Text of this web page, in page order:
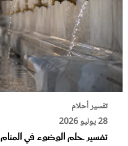
تفسير أحلام
28 يوليو 2026
تفسير حلم الوضوء في المنام